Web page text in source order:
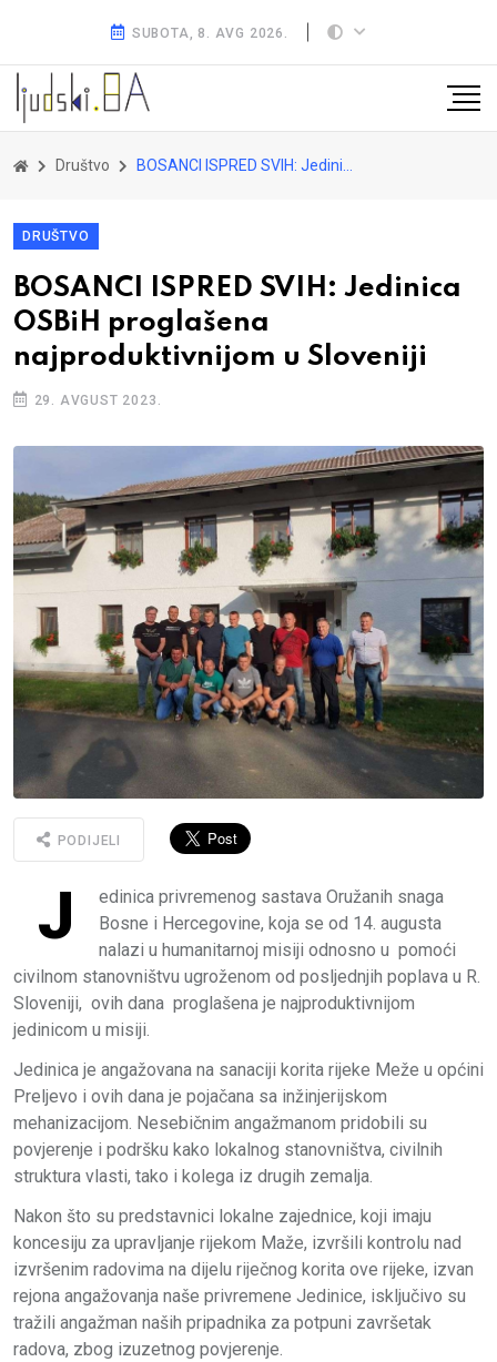
SUBOTA, 8. AVG 2026.
Društvo BOSANCI ISPRED SVIH: Jedinica OSBiH proglašena najproduktivnijom u Sloveniji
DRUŠTVO
BOSANCI ISPRED SVIH: Jedinica
OSBiH proglašena
najproduktivnijom u Sloveniji
29. AVGUST 2023.
PODIJELI
J
edinica privremenog sastava Oružanih snaga
Bosne i Hercegovine, koja se od 14. augusta
nalazi u humanitarnoj misiji odnosno u pomoći
civilnom stanovništvu ugroženom od posljednjih poplava u R.
Sloveniji, ovih dana proglašena je najproduktivnijom
jedinicom u misiji.
Jedinica je angažovana na sanaciji korita rijeke Meže u općini
Preljevo i ovih dana je pojačana sa inžinjerijskom
mehanizacijom. Nesebičnim angažmanom pridobili su
povjerenje i podršku kako lokalnog stanovništva, civilnih
struktura vlasti, tako i kolega iz drugih zemalja.
Nakon što su predstavnici lokalne zajednice, koji imaju
koncesiju za upravljanje rijekom Maže, izvršili kontrolu nad
izvršenim radovima na dijelu riječnog korita ove rijeke, izvan
rejona angažovanja naše privremene Jedinice, isključivo su
tražili angažman naših pripadnika za potpuni završetak
radova, zbog izuzetnog povjerenje.